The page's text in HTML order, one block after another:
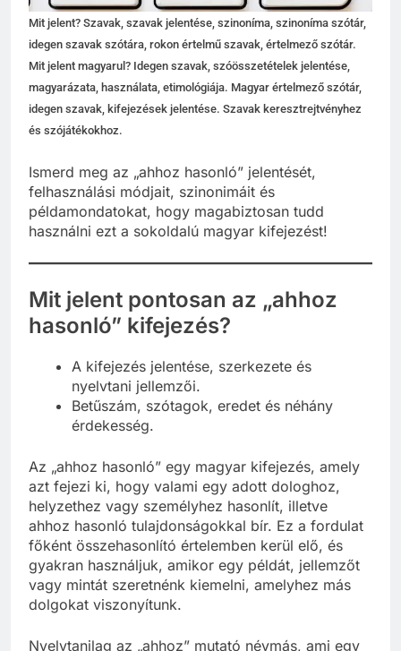
Mit jelent? Szavak, szavak jelentése, szinoníma, szinoníma szótár,
idegen szavak szótára, rokon értelmű szavak, értelmező szótár.
Mit jelent magyarul? Idegen szavak, szóösszetételek jelentése,
magyarázata, használata, etimológiája. Magyar értelmező szótár,
idegen szavak, kifejezések jelentése. Szavak keresztrejtvényhez
Ismerd meg az „ahhoz hasonló” jelentését,
felhasználási módjait, szinonimáit és
példamondatokat, hogy magabiztosan tudd
Mit jelent pontosan az „ahhoz
hasonló” kifejezés?
A kifejezés jelentése, szerkezete és
nyelvtani jellemzői.
Betűszám, szótagok, eredet és néhány
Az „ahhoz hasonló” egy magyar kifejezés, amely
azt fejezi ki, hogy valami egy adott dologhoz,
helyzethez vagy személyhez hasonlít, illetve
ahhoz hasonló tulajdonságokkal bír. Ez a fordulat
főként összehasonlító értelemben kerül elő, és
gyakran használjuk, amikor egy példát, jellemzőt
vagy mintát szeretnénk kiemelni, amelyhez más